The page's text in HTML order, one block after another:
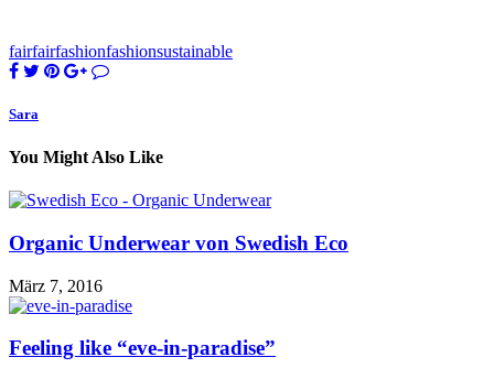
fairfairfashionfashionsustainable
Sara
You Might Also Like
Organic Underwear von Swedish Eco
März 7, 2016
Feeling like “eve-in-paradise”